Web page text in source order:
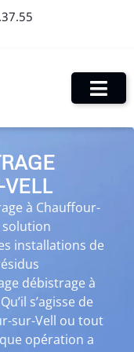
à Chauffour-
solution
installations de
débistrage à
s’agisse de
sur-Vell ou tout
opération a